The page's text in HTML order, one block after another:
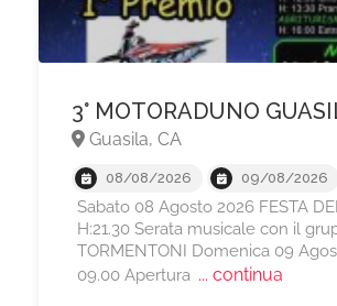
3° MOTORADUNO
Guasila, CA
08/08/2026 09/08/2026
Sabato 08 Agosto 2026 FESTA
H:21.30 Serata musicale con il
TORMENTONI Domenica 09
09.00 Apertura ... continua